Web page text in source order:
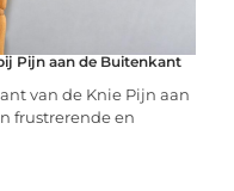
Pijn aan de Buitenkant
van de Knie Pijn aan
frustrerende en